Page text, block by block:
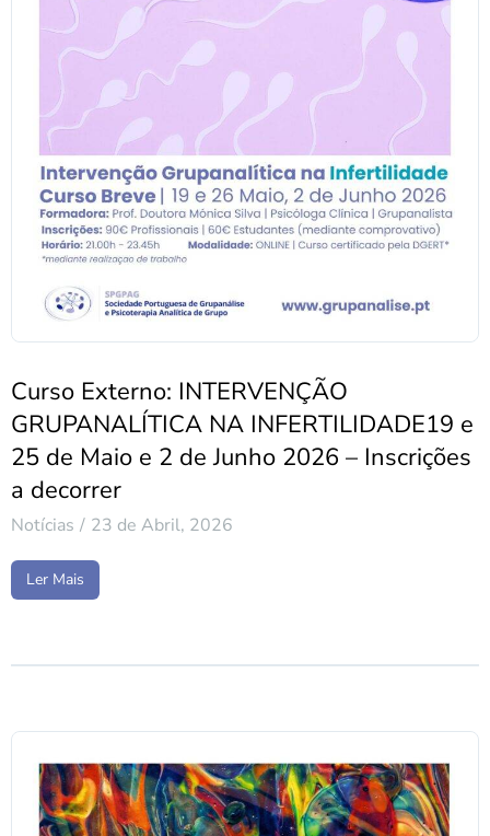
Curso Externo: INTERVENÇÃO
GRUPANALÍTICA NA INFERTILIDADE19 e
25 de Maio e 2 de Junho 2026 – Inscrições
a decorrer
Notícias 23 de Abril, 2026
Ler Mais